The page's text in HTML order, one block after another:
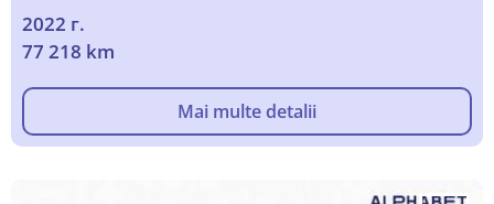
2022 г.
77 218 km
Mai multe detalii